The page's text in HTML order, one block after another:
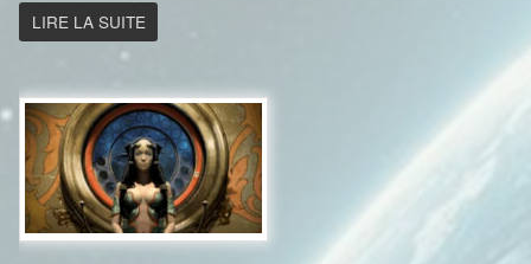
LIRE LA SUITE